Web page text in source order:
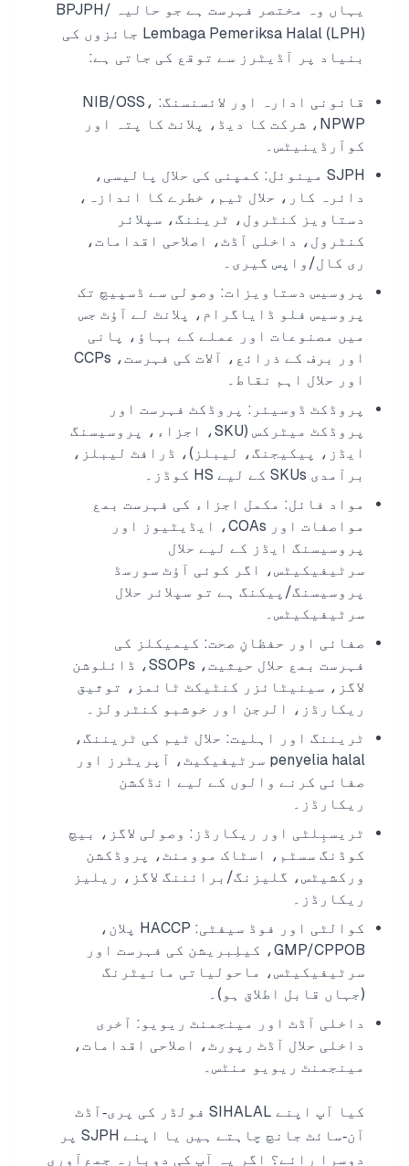
یہاں وہ مختصر فہرست ہے جو حالیہ BPJPH/
Lembaga Pemeriksa Halal (LPH) جائزوں کی
بنیاد پر آڈیٹرز سے توقع کی جاتی ہے:
قانونی ادارہ اور لائسنسنگ: NIB/OSS،
NPWP، شرکت کا دیڈ، پلانٹ کا پتہ اور
کوآرڈینیٹس۔
SJPH مینوئل: کمپنی کی حلال پالیسی،
دائرہ کار، حلال ٹیم، خطرے کا اندازہ،
دستاویز کنٹرول، ٹریننگ، سپلائر
کنٹرول، داخلی آڈٹ، اصلاحی اقدامات،
ری کال/واپس گیری۔
پروسیس دستاویزات: وصولی سے ڈسپیچ تک
پروسیس فلو ڈایاگرام، پلانٹ لے آؤٹ جس
میں مصنوعات اور عملے کے بہاؤ، پانی
اور برف کے ذرائع، آلات کی فہرست، CCPs
اور حلال اہم نقاط۔
پروڈکٹ ڈوسیئر: پروڈکٹ فہرست اور
پروڈکٹ میٹرکس (SKU، اجزاء، پروسیسنگ
ایڈز، پیکیجنگ، لیبلز)، ڈرافٹ لیبلز،
برآمدی SKUs کے لیے HS کوڈز۔
مواد فائل: مکمل اجزاء کی فہرست بمع
مواصفات اور COAs، ایڈیٹیوز اور
پروسیسنگ ایڈز کے لیے حلال
سرٹیفیکیٹس، اگر کوئی آؤٹ سورسڈ
پروسیسنگ/پیکنگ ہے تو سپلائر حلال
سرٹیفیکیٹس۔
صفائی اور حفظانِ صحت: کیمیکلز کی
فہرست بمع حلال حیثیت، SSOPs، ڈائلوشن
لاگز، سینیٹائزر کنٹیکٹ ٹائمز، توثیق
ریکارڈز، الرجن اور خوشبو کنٹرولز۔
ٹریننگ اور اہلیت: حلال ٹیم کی ٹریننگ،
penyelia halal سرٹیفیکیٹ، آپریٹرز اور
صفائی کرنے والوں کے لیے انڈکشن
ریکارڈز۔
ٹریسبِلٹی اور ریکارڈز: وصولی لاگز، بیچ
کوڈنگ سسٹم، اسٹاک موومنٹ، پروڈکشن
ورکشیٹس، گلیزنگ/برائننگ لاگز، ریلیز
ریکارڈز۔
کوالٹی اور فوڈ سیفٹی: HACCP پلان،
GMP/CPPOB، کیلِبریشن کی فہرست اور
سرٹیفیکیٹس، ماحولیاتی مانیٹرنگ
(جہاں قابل اطلاق ہو)۔
داخلی آڈٹ اور مینجمنٹ ریویو: آخری
داخلی حلال آڈٹ رپورٹ، اصلاحی اقدامات،
مینجمنٹ ریویو منٹس۔
کیا آپ اپنے SIHALAL فولڈر کی پری‑آڈٹ
آن‑سائٹ جانچ چاہتے ہیں یا اپنے SJPH پر
دوسرا رائے؟ اگر یہ آپ کی دوبارہ جمع آوری